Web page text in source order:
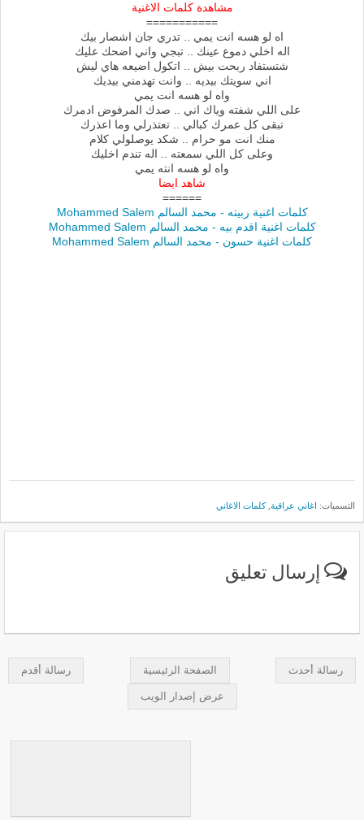
مشاهدة كلمات الاغنية
===========
اه لو هسه انت يمي .. تدري جان اشصار بيك
اله اخلي دموع عينك .. تبجي واني اضحك عليك
شتستفاد ربحت بيش .. اتكول اضيعه هاي ليش
اني سويتك بيديه .. وانت تهدمني بيديك
واه لو هسه انت يمي
على اللي شفته وياك اني .. صدك المرفوض ادمرك
تبقى كل عمرك كبالي .. تعتذرلي وما اعذرك
منك انت مو حرام .. شكد يوصلولي كلام
وعلى كل اللي سمعته .. اله تندم اخليك
واه لو هسه انته يمي
شاهد ايضا
======
كلمات اغنية ربيته - محمد السالم Mohammed Salem
كلمات اغنية اقدم بيه - محمد السالم Mohammed Salem
كلمات اغنية حسون - محمد السالم Mohammed Salem
التسميات: اغاني عراقية ,كلمات الاغاني
إرسال تعليق
رسالة أحدث رسالة أقدم الصفحة الرئيسية
عرض إصدار الويب